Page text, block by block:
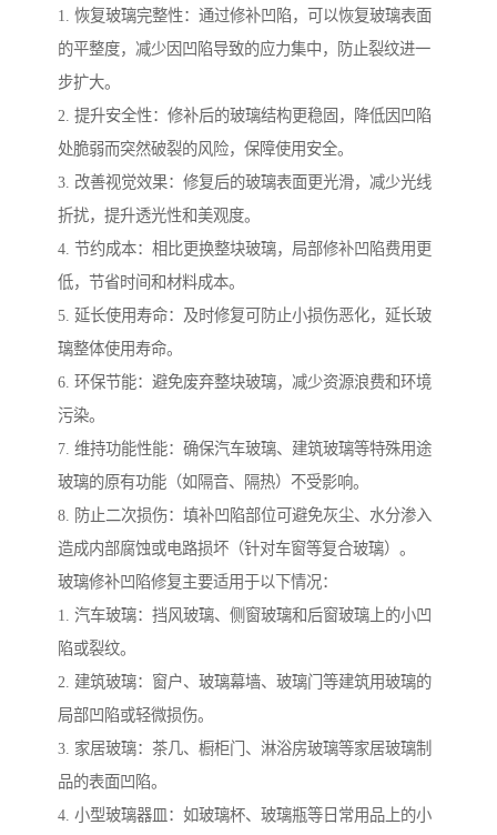
1. 恢复玻璃完整性：通过修补凹陷，可以恢复玻璃表面
的平整度，减少因凹陷导致的应力集中，防止裂纹进一
步扩大。
2. 提升安全性：修补后的玻璃结构更稳固，降低因凹陷
处脆弱而突然破裂的风险，保障使用安全。
3. 改善视觉效果：修复后的玻璃表面更光滑，减少光线
折扰，提升透光性和美观度。
4. 节约成本：相比更换整块玻璃，局部修补凹陷费用更
低，节省时间和材料成本。
5. 延长使用寿命：及时修复可防止小损伤恶化，延长玻
璃整体使用寿命。
6. 环保节能：避免废弃整块玻璃，减少资源浪费和环境
污染。
7. 维持功能性能：确保汽车玻璃、建筑玻璃等特殊用途
玻璃的原有功能（如隔音、隔热）不受影响。
8. 防止二次损伤：填补凹陷部位可避免灰尘、水分渗入
造成内部腐蚀或电路损坏（针对车窗等复合玻璃）。
玻璃修补凹陷修复主要适用于以下情况：
1. 汽车玻璃：挡风玻璃、侧窗玻璃和后窗玻璃上的小凹
陷或裂纹。
2. 建筑玻璃：窗户、玻璃幕墙、玻璃门等建筑用玻璃的
局部凹陷或轻微损伤。
3. 家居玻璃：茶几、橱柜门、淋浴房玻璃等家居玻璃制
品的表面凹陷。
4. 小型玻璃器皿：如玻璃杯、玻璃瓶等日常用品上的小